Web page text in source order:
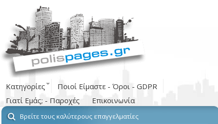
Κατηγορίες
Ποιοί Είμαστε - Όροι - GDPR
Γιατί Εμάς; - Παροχές
Επικοινωνία
Βρείτε τους καλύτερους επαγγελματίες